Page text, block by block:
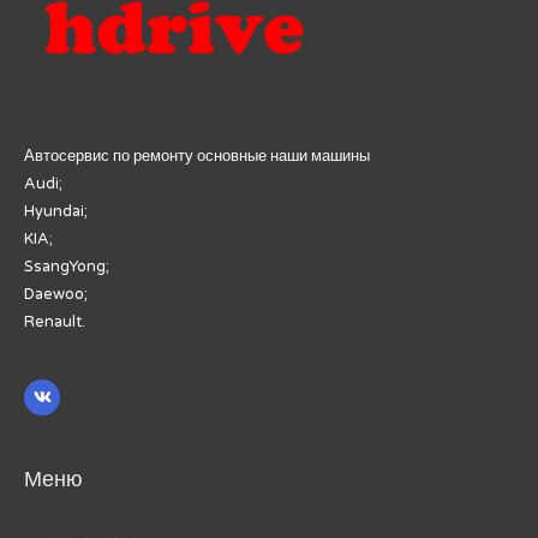
Автосервис по ремонту основные наши машины
Audi;
Hyundai;
KIA;
SsangYong;
Daewoo;
Renault.
Меню